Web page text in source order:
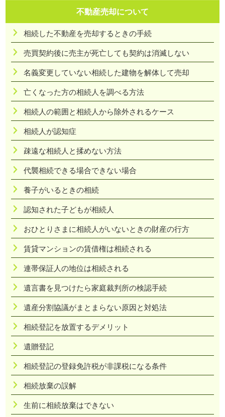
不動産売却について
相続した不動産を売却するときの手続
売買契約後に売主が死亡しても契約は消滅しない
名義変更していない相続した建物を解体して売却
亡くなった方の相続人を調べる方法
相続人の範囲と相続人から除外されるケース
相続人が認知症
疎遠な相続人と揉めない方法
代襲相続できる場合できない場合
養子がいるときの相続
認知された子どもが相続人
おひとりさまに相続人がいないときの財産の行方
賃貸マンションの賃借権は相続される
連帯保証人の地位は相続される
遺言書を見つけたら家庭裁判所の検認手続
遺産分割協議がまとまらない原因と対処法
相続登記を放置するデメリット
遺贈登記
相続登記の登録免許税が非課税になる条件
相続放棄の誤解
生前に相続放棄はできない